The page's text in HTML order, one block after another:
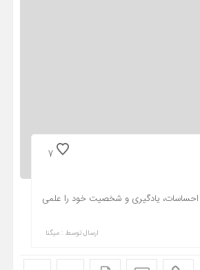
7
احساسات، یادگیری و شخصیت خود را علمی
ارسال توسط : میگنا